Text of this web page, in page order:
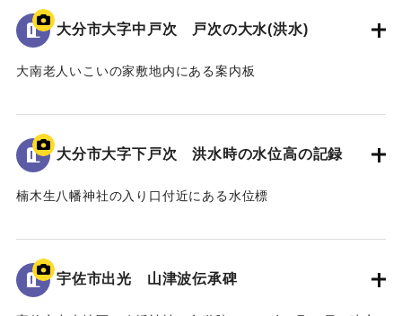
翌日の昼頃には水が引いていた。
大分市大字中戸次 戸次の大水(洪水)
大南老人いこいの家敷地内にある案内板
の詳細が示されている。水位は現在の地面より2.2ｍ。
倒壊家屋30戸、死者11名を出す大惨事であった。
地域住民の交流の場に設置されており、過去の災害について
【出典：案内板】
｜固有コード:
大分市大字下戸次 洪水時の水位高の記録
楠木生八幡神社の入り口付近にある水位標
録されている。水位は標高14.307ｍに到達した。
併せて昭和20年9月台風第16号、昭和36年10月の大雨によっ
て発生した洪水の水位高も記録されている。
宇佐市出光 山津波伝承碑